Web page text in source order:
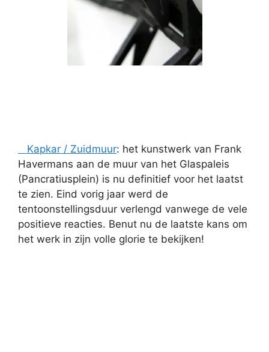
Kapkar / Zuidmuur: het kunstwerk van Frank
Havermans aan de muur van het Glaspaleis
(Pancratiusplein) is nu definitief voor het laatst
te zien. Eind vorig jaar werd de
tentoonstellingsduur verlengd vanwege de vele
positieve reacties. Benut nu de laatste kans om
het werk in zijn volle glorie te bekijken!